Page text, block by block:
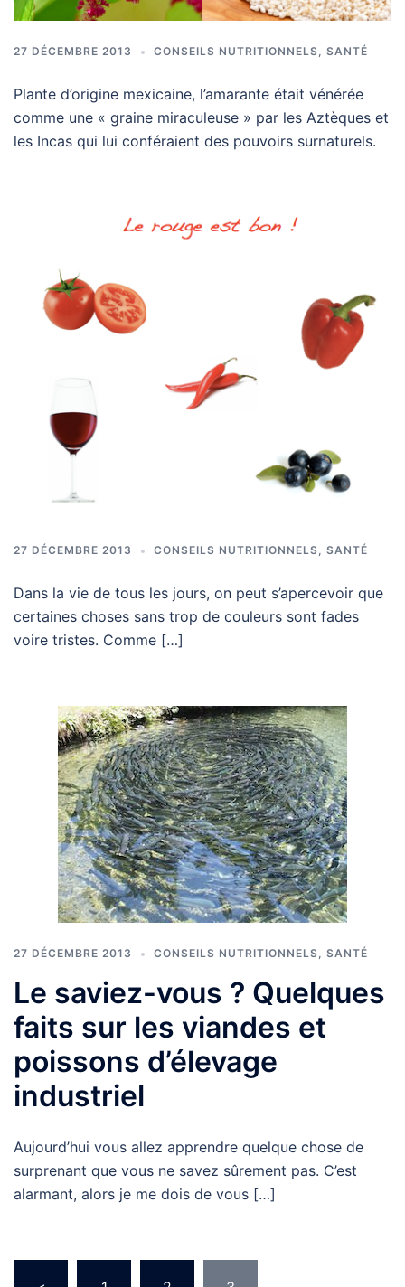
27 DÉCEMBRE 2013 CONSEILS NUTRITIONNELS, SANTÉ
Plante d’origine mexicaine, l’amarante était vénérée
comme une « graine miraculeuse » par les Aztèques et
les Incas qui lui conféraient des pouvoirs surnaturels.
27 DÉCEMBRE 2013 CONSEILS NUTRITIONNELS, SANTÉ
Dans la vie de tous les jours, on peut s’apercevoir que
certaines choses sans trop de couleurs sont fades
voire tristes. Comme […]
27 DÉCEMBRE 2013 CONSEILS NUTRITIONNELS, SANTÉ
Le saviez-vous ? Quelques
faits sur les viandes et
poissons d’élevage
industriel
Aujourd’hui vous allez apprendre quelque chose de
surprenant que vous ne savez sûrement pas. C’est
alarmant, alors je me dois de vous […]